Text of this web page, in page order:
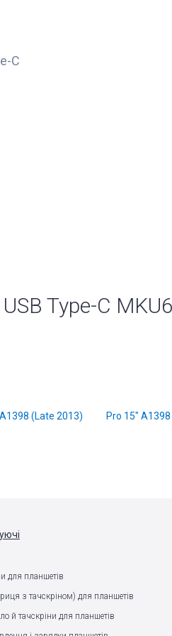
C
Type-C
(Late 2013) Pro 15"
для планшетів
з тачскріном) для планшетів
й тачскріни для планшетів